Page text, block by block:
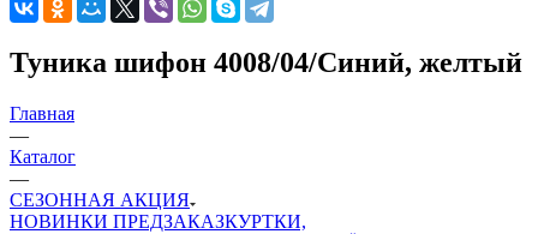
Туника шифон 4008/04/Синий, желтый
Главная
—
Каталог
—
СЕЗОННАЯ АКЦИЯ
НОВИНКИ ПРЕДЗАКАЗКУРТКИ,